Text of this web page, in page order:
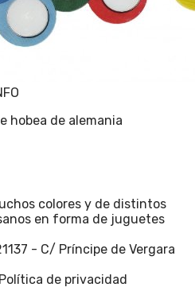
hobea de alemania
colores y de distintos
en forma de juguetes
- C/ Príncipe de Vergara
Política de privacidad